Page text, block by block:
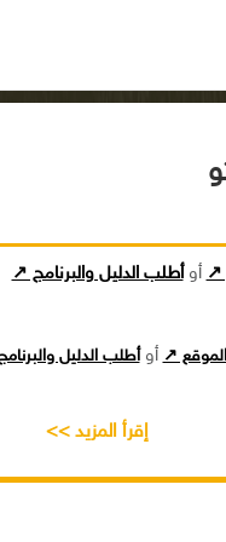
↗ أوأطلب الدليل والبرنامج ↗
↗ أوأطلب الدليل
إقرأ المزيد >>